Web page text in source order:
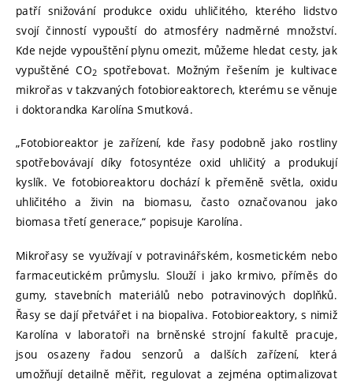
patří snižování produkce oxidu uhličitého, kterého lidstvo
svojí činností vypouští do atmosféry nadměrné množství.
Kde nejde vypouštění plynu omezit, můžeme hledat cesty, jak
vypuštěné CO2 spotřebovat. Možným řešením je kultivace
mikrořas v takzvaných fotobioreaktorech, kterému se věnuje
i doktorandka Karolína Smutková.
„Fotobioreaktor je zařízení, kde řasy podobně jako rostliny
spotřebovávají díky fotosyntéze oxid uhličitý a produkují
kyslík. Ve fotobioreaktoru dochází k přeměně světla, oxidu
uhličitého a živin na biomasu, často označovanou jako
biomasa třetí generace,“ popisuje Karolína.
Mikrořasy se využívají v potravinářském, kosmetickém nebo
farmaceutickém průmyslu. Slouží i jako krmivo, příměs do
gumy, stavebních materiálů nebo potravinových doplňků.
Řasy se dají přetvářet i na biopaliva. Fotobioreaktory, s nimiž
Karolína v laboratoři na brněnské strojní fakultě pracuje,
jsou osazeny řadou senzorů a dalších zařízení, která
umožňují detailně měřit, regulovat a zejména optimalizovat